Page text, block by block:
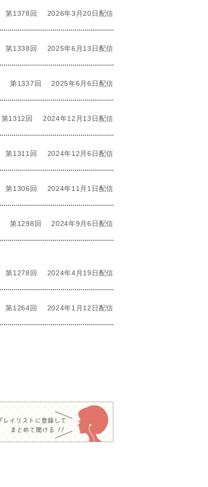
第1378回 2026年3月20日配信
第1338回 2025年6月13日配信
第1337回 2025年6月6日配信
第1312回 2024年12月13日配信
第1311回 2024年12月6日配信
第1306回 2024年11月1日配信
第1298回 2024年9月6日配信
第1278回 2024年4月19日配信
第1264回 2024年1月12日配信